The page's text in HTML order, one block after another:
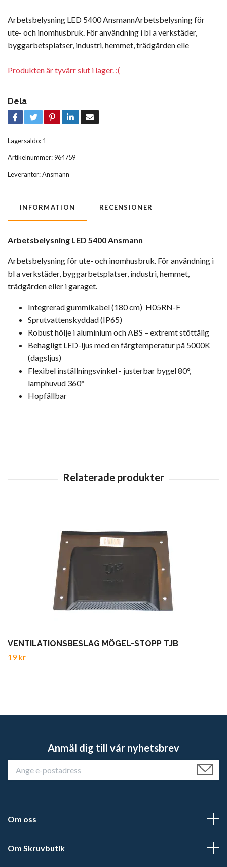
Arbetsbelysning LED 5400 AnsmannArbetsbelysning för
ute- och inomhusbruk. För användning i bl a verkstäder,
byggarbetsplatser, industri, hemmet, trädgården elle
Produkten är tyvärr slut i lager. :(
Dela
Lagersaldo: 1
Artikelnummer:964759
Leverantör:Ansmann
INFORMATION RECENSIONER
Arbetsbelysning LED 5400 Ansmann
Arbetsbelysning för ute- och inomhusbruk. För användning i
bl a verkstäder, byggarbetsplatser, industri, hemmet,
trädgården eller i garaget.
Integrerad gummikabel (180 cm) H05RN-F
Sprutvattenskyddad (IP65)
Robust hölje i aluminium och ABS – extremt stöttålig
Behagligt LED-ljus med en färgtemperatur på 5000K
(dagsljus)
Flexibel inställningsvinkel - justerbar bygel 80°,
lamphuvud 360°
Hopfällbar
VENTILATIONSBESLAG MÖGEL-STOPP TJB
19 kr
Anmäl dig till vår nyhetsbrev
Om oss
Om Skruvbutik